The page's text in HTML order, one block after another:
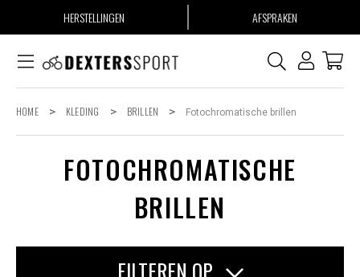
HERSTELLINGEN AFSPRAKEN
HOME > KLEDING > BRILLEN > Fotochromatische brillen
FOTOCHROMATISCHE
BRILLEN
FILTEREN OP